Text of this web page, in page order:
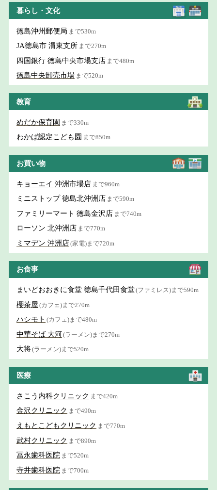
暮らし・文化
徳島沖州郵便局 まで530m
JA徳島市 渭東支所 まで270m
四国銀行 徳島中央市場支店 まで480m
徳島中央卸売市場 まで520m
教育
めだか保育園 まで330m
わかば認定こども園 まで850m
お買い物
キョーエイ 沖洲市場店 まで960m
ミニストップ 徳島北沖洲店 まで590m
ファミリーマート 徳島金沢店 まで740m
ローソン 北沖洲店 まで770m
ミマデン 沖洲店(家電)まで720m
お食事
まいどおおきに食堂 徳島千代田食堂(ファミレス)まで590m
櫻茶屋 (カフェ)まで270m
ハシモト (カフェ)まで480m
中華そば 大河(ラーメン)まで270m
大将(ラーメン)まで520m
医療
さこう内科クリニック まで420m
金沢クリニック まで490m
えもとこどもクリニック まで770m
武村クリニック まで890m
冨永歯科医院 まで520m
寺井歯科医院 まで700m